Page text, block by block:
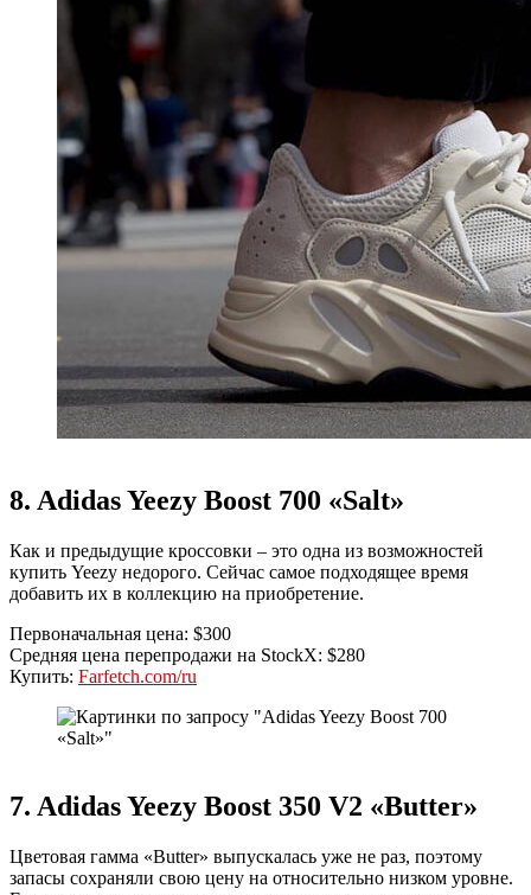
8. Adidas Yeezy Boost 700 «Salt»
Как и предыдущие кроссовки – это одна из возможностей
купить Yeezy недорого. Сейчас самое подходящее время
добавить их в коллекцию на приобретение.
Первоначальная цена: $300
Средняя цена перепродажи на StockX: $280
Купить: Farfetch.com/ru
7. Adidas Yeezy Boost 350 V2 «Butter»
Цветовая гамма «Butter» выпускалась уже не раз, поэтому
запасы сохраняли свою цену на относительно низком уровне.